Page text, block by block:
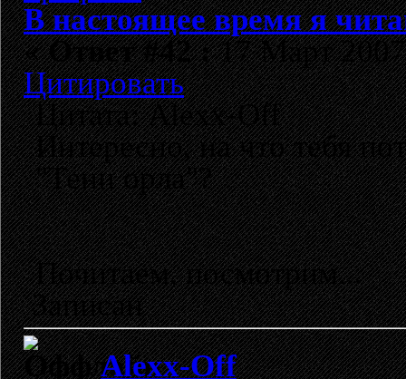
В настоящее время я
«Ответ #42 :17 Март
Цитировать
Цитата: Alexx-Off
Интересно, на что тебя
"Тени орла"?
Почитаем, посмотрим...
Записан
Alexx-Off